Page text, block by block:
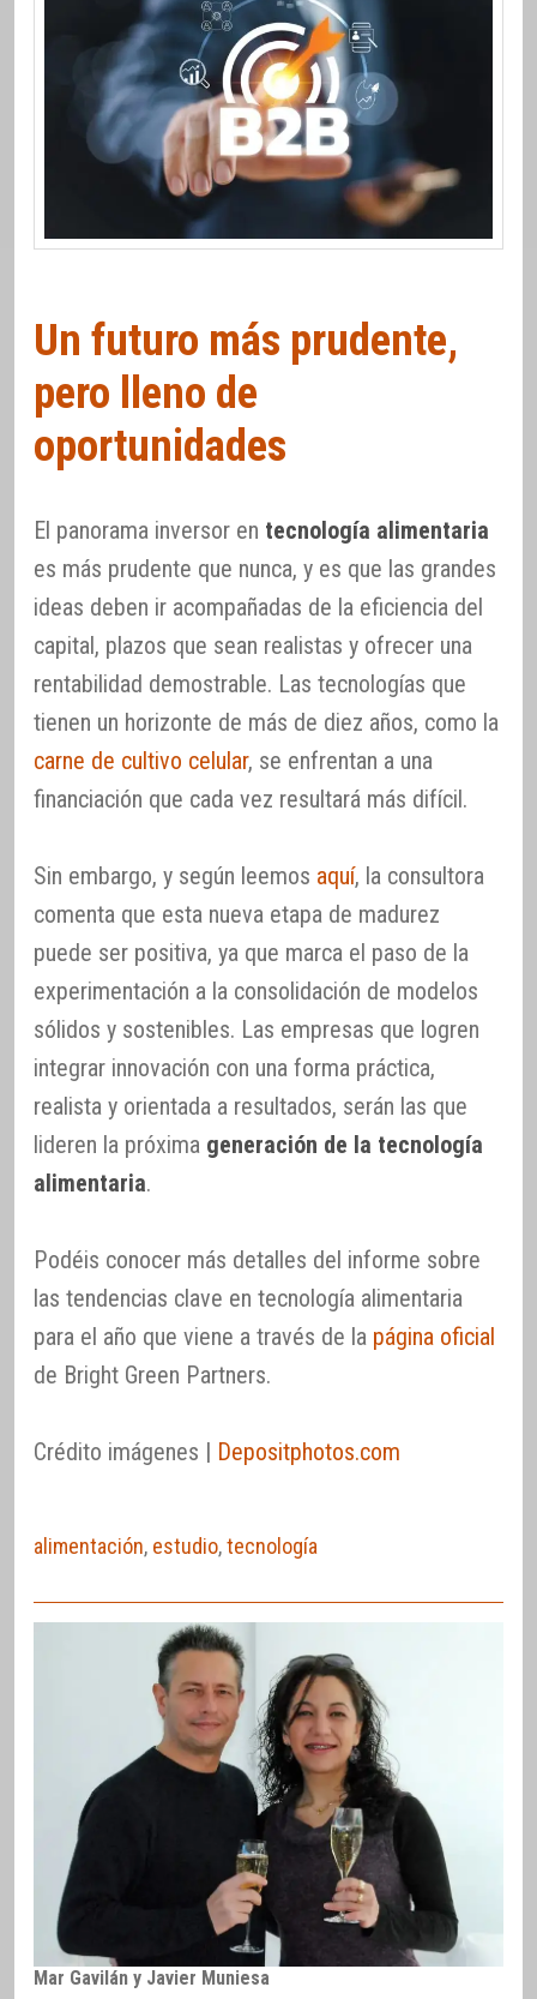
Un futuro más prudente,
pero lleno de
oportunidades
El panorama inversor en tecnología alimentaria
es más prudente que nunca, y es que las grandes
ideas deben ir acompañadas de la eficiencia del
capital, plazos que sean realistas y ofrecer una
rentabilidad demostrable. Las tecnologías que
tienen un horizonte de más de diez años, como la
carne de cultivo celular, se enfrentan a una
financiación que cada vez resultará más difícil.
Sin embargo, y según leemos aquí, la consultora
comenta que esta nueva etapa de madurez
puede ser positiva, ya que marca el paso de la
experimentación a la consolidación de modelos
sólidos y sostenibles. Las empresas que logren
integrar innovación con una forma práctica,
realista y orientada a resultados, serán las que
lideren la próxima generación de la tecnología
alimentaria.
Podéis conocer más detalles del informe sobre
las tendencias clave en tecnología alimentaria
para el año que viene a través de la página oficial
de Bright Green Partners.
Crédito imágenes | Depositphotos.com
alimentación, estudio,tecnología
Mar Gavilán y Javier Muniesa